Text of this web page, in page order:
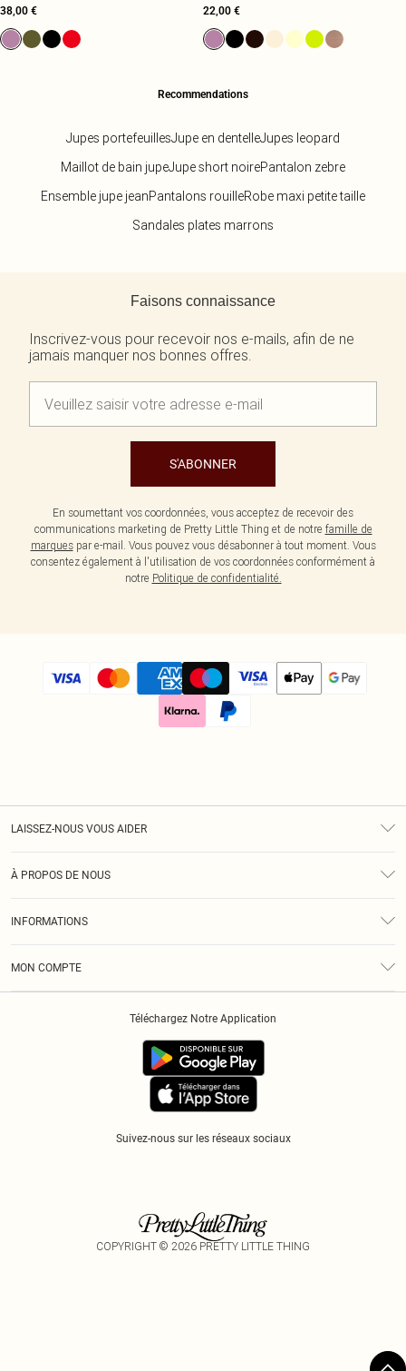
38,00 € 22,00 €
Recommendations
Jupes portefeuillesJupe en dentelleJupes leopard
Maillot de bain jupeJupe short noirePantalon zebre
Ensemble jupe jeanPantalons rouilleRobe maxi petite taille
Sandales plates marrons
Faisons connaissance
Inscrivez-vous pour recevoir nos e-mails, afin de ne
jamais manquer nos bonnes offres.
S'ABONNER
En soumettant vos coordonnées, vous acceptez de recevoir des
communications marketing de Pretty Little Thing et de notre famille de
marquespar e-mail. Vous pouvez vous désabonner à tout moment. Vous
consentez également à l'utilisation de vos coordonnées conformément à
notre Politique de confidentialité.
LAISSEZ-NOUS VOUS AIDER
À PROPOS DE NOUS
INFORMATIONS
MON COMPTE
Suivez-nous sur les réseaux sociaux
Téléchargez Notre Application
COPYRIGHT © 2026 PRETTY LITTLE THING